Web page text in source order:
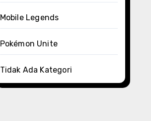
Mobile Legends
Pokémon Unite
Tidak Ada Kategori